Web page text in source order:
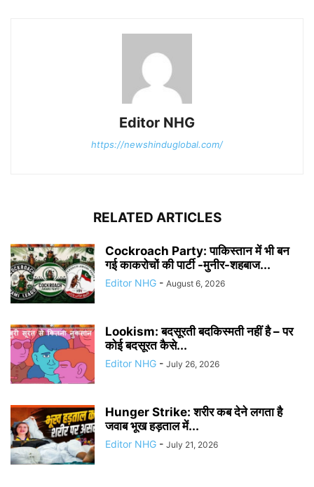
Editor NHG
https://newshinduglobal.com/
RELATED ARTICLES
Cockroach Party: पाकिस्तान में भी बन
गई काकरोचों की पार्टी -मुनीर-शहबाज...
Editor NHG - August 6, 2026
Lookism: बदसूरती बदकिस्मती नहीं है – पर
कोई बदसूरत कैसे...
Editor NHG - July 26, 2026
Hunger Strike: शरीर कब देने लगता है
जवाब भूख हड़ताल में...
Editor NHG - July 21, 2026